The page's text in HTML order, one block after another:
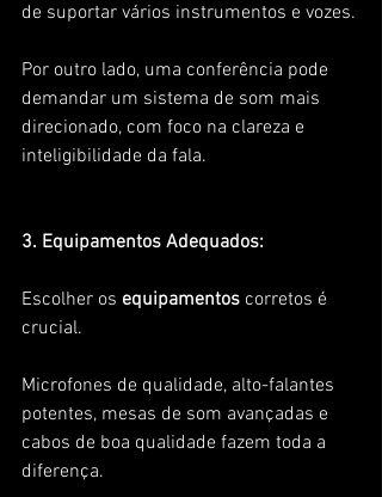
de suportar vários instrumentos e vozes.
Por outro lado, uma conferência pode
demandar um sistema de som mais
direcionado, com foco na clareza e
inteligibilidade da fala.
3. Equipamentos Adequados:
Escolher os equipamentos corretos é
crucial.
Microfones de qualidade, alto-falantes
potentes, mesas de som avançadas e
cabos de boa qualidade fazem toda a
diferença.